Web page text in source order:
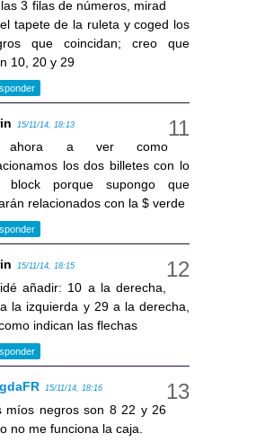
3 filas de números, mirad
tapete de la ruleta y coged los
que coincidan; creo que
10, 20 y 29
15/11/14, 18:13
a ver como
los dos billetes con lo
block porque supongo que
relacionados con la $ verde
15/11/14, 18:15
añadir: 10 a la derecha,
la izquierda y 29 a la derecha,
indican las flechas
15/11/14, 18:16
míos negros son 8 22 y 26
no me funciona la caja.